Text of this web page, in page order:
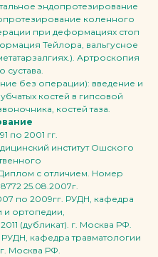
эндопротезирование
коленного
при деформациях стоп
Тейлора, вальгусное
Артроскопия
сустава.
без операции): введение и
костей в гипсовой
костей таза.
по 2001 гг.
институт Ошского
с отличием. Номер
25.08.2007г.
по 2009гг. РУДН, кафедра
и ортопедии,
(дубликат). г. Москва РФ.
РУДН, кафедра травматологии
Москва РФ.